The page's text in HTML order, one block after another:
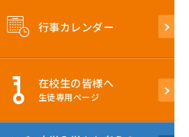
行事カレンダー
在校生の皆様へ
生徒専用ぺージ